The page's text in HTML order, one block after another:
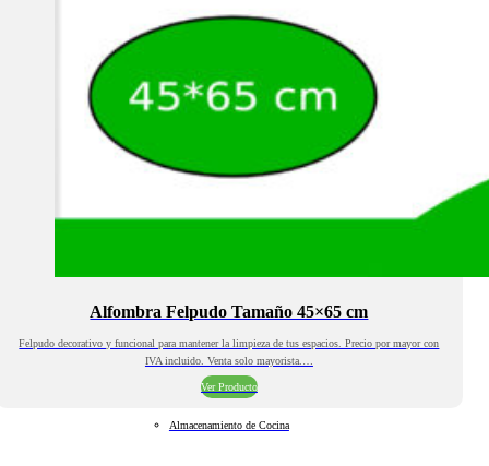
Alfombra Felpudo Tamaño 45×65 cm
Felpudo decorativo y funcional para mantener la limpieza de tus espacios. Precio por mayor con
IVA incluido. Venta solo mayorista.…
Ver Producto
Almacenamiento de Cocina